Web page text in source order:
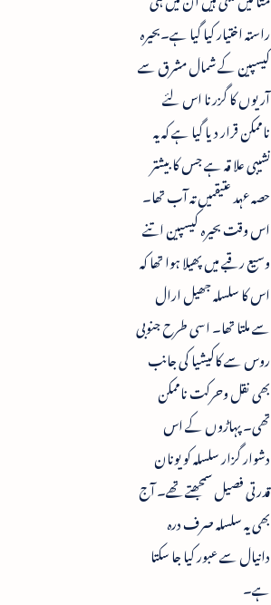
راستہ اختیار کیا گیا ہے۔بحیرہ
کیسپین کے شمال مشرق سے
آریوں کا گزرنا اس لئے
ناممکن قرار دیا گیا ہے کہ یہ
نشیبی علا قہ ہے جس کا بیشتر
حصہ عہد عتیقمیں تہ آب تھا۔
اس وقت بحیرہ کیسپین اتنے
وسیع رقبے میں پھیلا ہوا تھا کہ
اس کا سلسلہ جھیل ارال
سے ملتا تھا۔ اسی طرح جنوبی
روس سے کاکیشیا کی جانب
بھی نقل وحرکت ناممکن
تھی۔ پہاڑوں کے اس
دشوار گزار سلسلہ کو یونان
قدرتی فصیل سمجھتے تھے۔ آج
بھی یہ سلسلہ صرف درہ
دانیال سے عبور کیا جا سکتا
ہے۔